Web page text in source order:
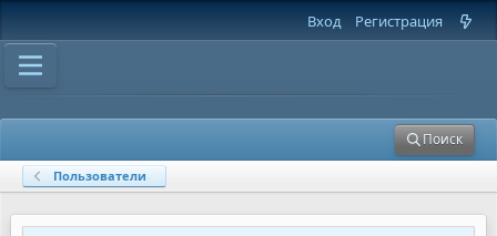
Вход Регистрация
Поиск
Пользователи